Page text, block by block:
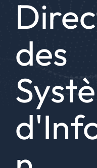
des